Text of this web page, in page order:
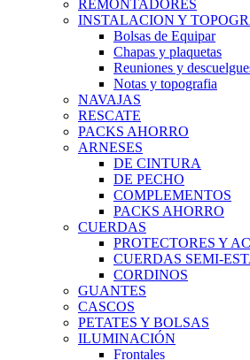
REMONTADORES
INSTALACION Y
Bolsas de Equipar
Chapas y plaquetas
Reuniones y
Notas y topografia
NAVAJAS
RESCATE
PACKS AHORRO
ARNESES
DE CINTURA
DE PECHO
COMPLEMENTOS
PACKS AHORRO
CUERDAS
PROTECTORES Y
CUERDAS SEMI-
CORDINOS
GUANTES
CASCOS
PETATES Y BOLSAS
ILUMINACIÓN
Frontales